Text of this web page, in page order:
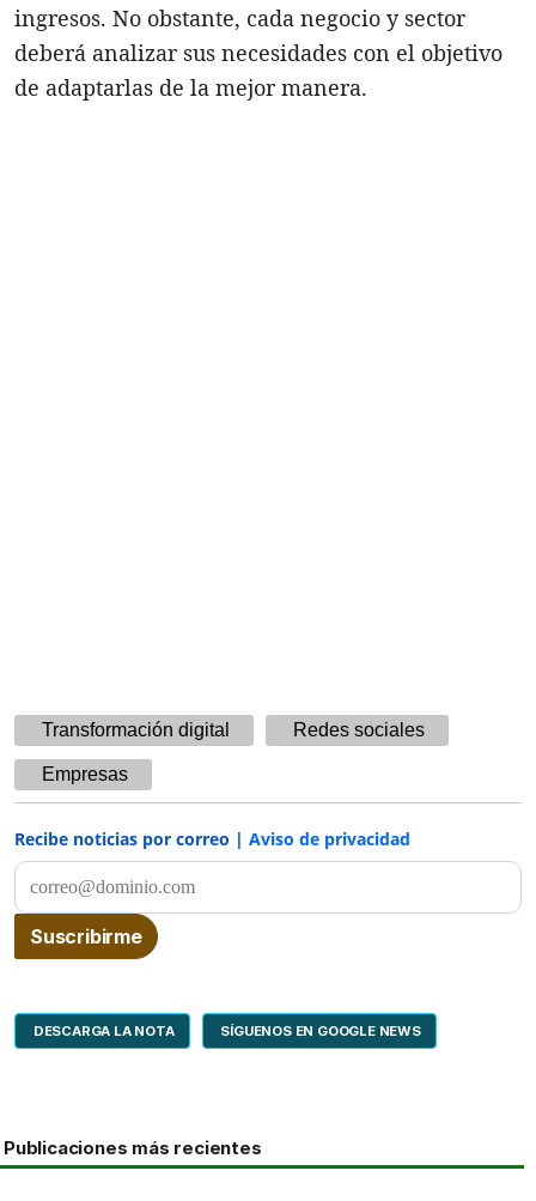
ingresos. No obstante, cada negocio y sector
deberá analizar sus necesidades con el objetivo
de adaptarlas de la mejor manera.
Transformación digital Redes sociales
Empresas
Recibe noticias por correo | Aviso de privacidad
DESCARGA LA NOTA SÍGUENOS EN GOOGLE NEWS
Publicaciones más recientes